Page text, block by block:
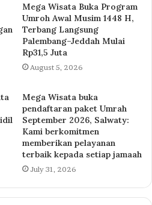
Mega Wisata Buka Program
Umroh Awal Musim 1448 H,
Terbang Langsung
Palembang–Jeddah Mulai
Rp31,5 Juta
August 5, 2026
Mega Wisata buka
pendaftaran paket Umrah
September 2026, Salwaty:
Kami berkomitmen
memberikan pelayanan
terbaik kepada setiap jamaah
July 31, 2026